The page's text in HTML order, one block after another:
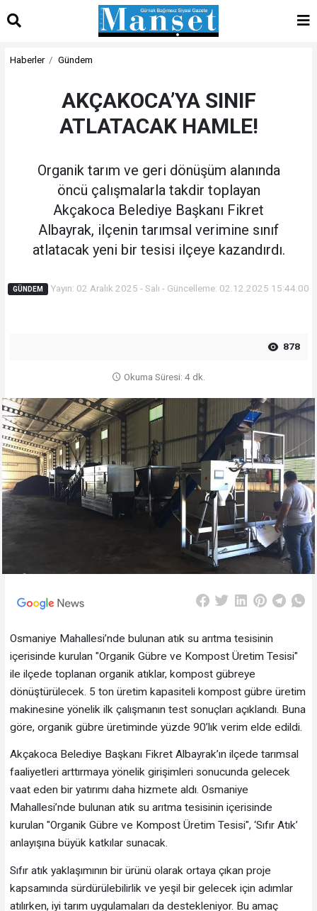
Haberler Gündem
AKÇAKOCA’YA SINIF
ATLATACAK HAMLE!
Organik tarım ve geri dönüşüm alanında
öncü çalışmalarla takdir toplayan
Akçakoca Belediye Başkanı Fikret
Albayrak, ilçenin tarımsal verimine sınıf
atlatacak yeni bir tesisi ilçeye kazandırdı.
GÜNDEM Yayın: 02 Aralık 2025 - Salı - Güncelleme: 02.12.2025 15:44:00
878
Okuma Süresi: 4 dk.
Osmaniye Mahallesi’nde bulunan atık su arıtma tesisinin
içerisinde kurulan "Organik Gübre ve Kompost Üretim Tesisi"
ile ilçede toplanan organik atıklar, kompost gübreye
dönüştürülecek. 5 ton üretim kapasiteli kompost gübre üretim
makinesine yönelik ilk çalışmanın test sonuçları açıklandı. Buna
göre, organik gübre üretiminde yüzde 90’lık verim elde edildi.
Akçakoca Belediye Başkanı Fikret Albayrak’ın ilçede tarımsal
faaliyetleri arttırmaya yönelik girişimleri sonucunda gelecek
vaat eden bir yatırımı daha hizmete aldı. Osmaniye
Mahallesi’nde bulunan atık su arıtma tesisinin içerisinde
kurulan "Organik Gübre ve Kompost Üretim Tesisi", ‘Sıfır Atık’
anlayışına büyük katkılar sunacak.
Sıfır atık yaklaşımının bir ürünü olarak ortaya çıkan proje
kapsamında sürdürülebilirlik ve yeşil bir gelecek için adımlar
atılırken, iyi tarım uygulamaları da destekleniyor. Bu amaç